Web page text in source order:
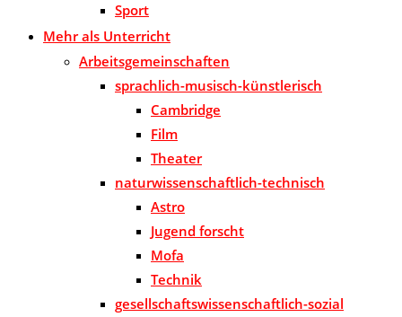
Sport
Mehr als Unterricht
Arbeitsgemeinschaften
sprachlich-musisch-künstlerisch
Cambridge
Film
Theater
naturwissenschaftlich-technisch
Astro
Jugend forscht
Mofa
Technik
gesellschaftswissenschaftlich-sozial